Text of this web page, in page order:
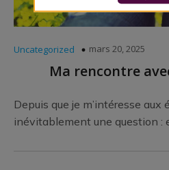
Uncategorized mars 20, 2025
Ma rencontre
Depuis que je m’intéresse aux
inévitablement une question :